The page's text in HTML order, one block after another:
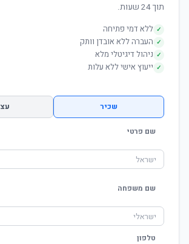
תוך 24 שעות.
✓ ללא דמי פתיחה
✓ העברה ללא אובדן וותק
✓ ניהול דיגיטלי מלא
✓ ייעוץ אישי ללא עלות
שכיר
שם פרטי
שם משפחה
טלפון